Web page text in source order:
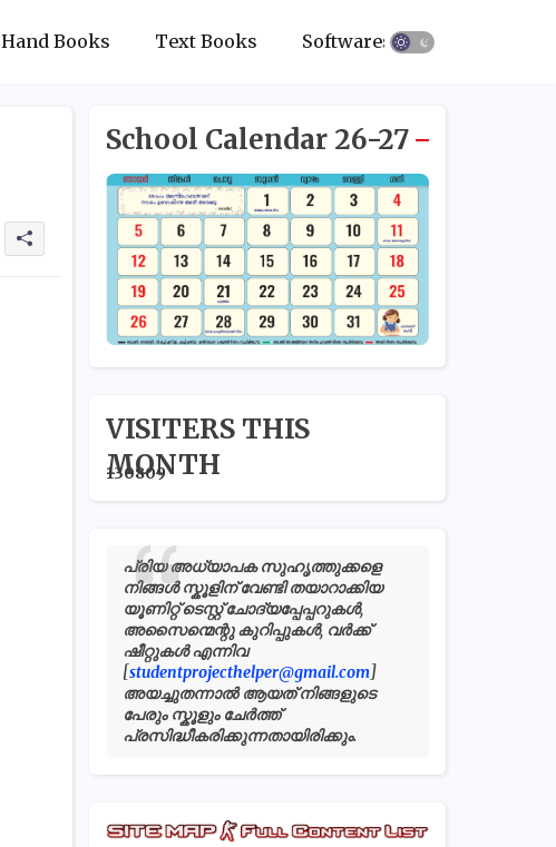
Hand Books Text Books Softwares
School Calendar 26-27
VISITERS THIS
MONTH
130809
പ്രിയ അധ്യാപക സുഹൃത്തുക്കളെ
നിങ്ങൾ സ്കൂളിന് വേണ്ടി തയാറാക്കിയ
യൂണിറ്റ് ടെസ്റ്റ് ചോദ്യപ്പേപ്പറുകൾ,
അസൈന്മെന്റു കുറിപ്പുകൾ, വർക്ക്
ഷീറ്റുകൾ എന്നിവ
[studentprojecthelper@gmail.com]
അയച്ചുതന്നാൽ ആയത് നിങ്ങളുടെ
പേരും സ്കൂളും ചേർത്ത്
പ്രസിദ്ധീകരിക്കുന്നതായിരിക്കും.